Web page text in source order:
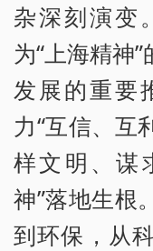
杂深刻演变
为“上海精神
发展的重要
力“互信、互
样文明、谋
神”落地生根
到环保，从